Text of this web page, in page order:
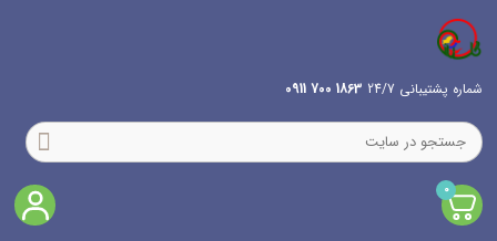
شماره پشتیبانی 24/7 1863 700 0911
0